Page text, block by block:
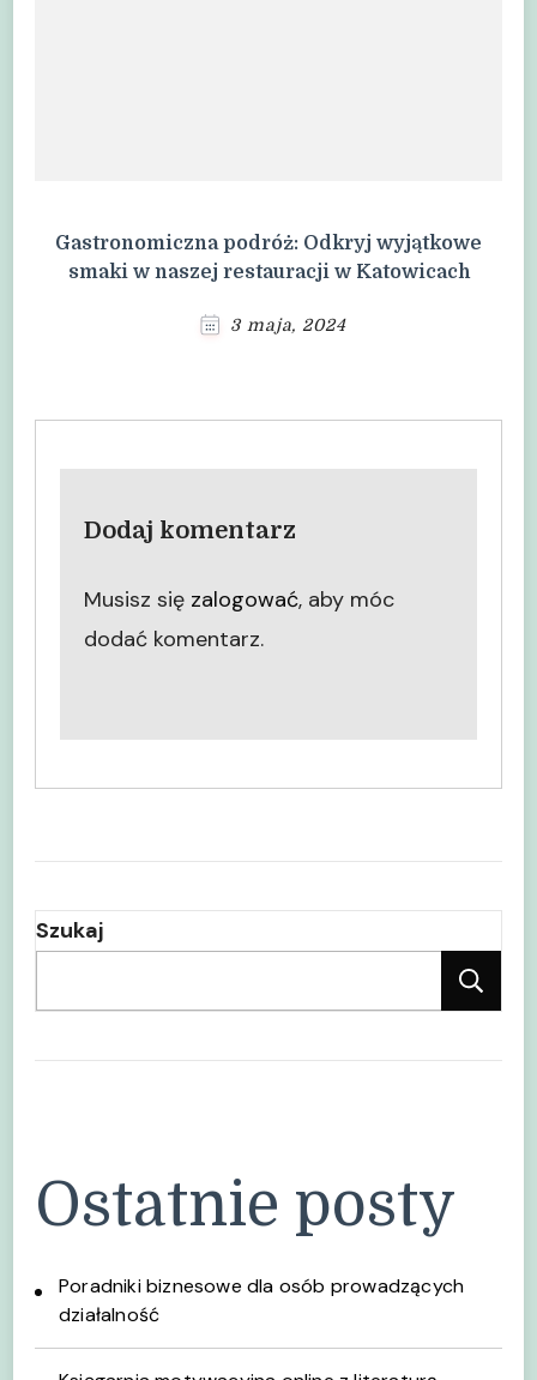
Gastronomiczna podróż: Odkryj wyjątkowe
smaki w naszej restauracji w Katowicach
3 maja, 2024
Dodaj komentarz
Musisz się zalogować, aby móc
dodać komentarz.
Szukaj
Ostatnie posty
Poradniki biznesowe dla osób prowadzących
działalność